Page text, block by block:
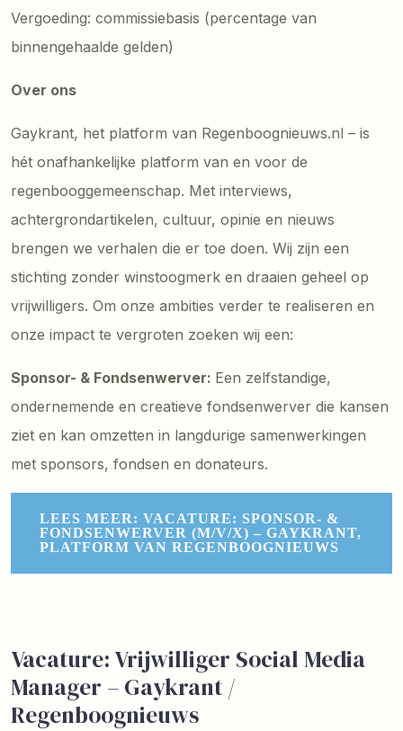
Vergoeding: commissiebasis (percentage van
binnengehaalde gelden)
Over ons
Gaykrant, het platform van Regenboognieuws.nl – is
hét onafhankelijke platform van en voor de
regenbooggemeenschap. Met interviews,
achtergrondartikelen, cultuur, opinie en nieuws
brengen we verhalen die er toe doen. Wij zijn een
stichting zonder winstoogmerk en draaien geheel op
vrijwilligers. Om onze ambities verder te realiseren en
onze impact te vergroten zoeken wij een:
Sponsor- & Fondsenwerver: Een zelfstandige,
ondernemende en creatieve fondsenwerver die kansen
ziet en kan omzetten in langdurige samenwerkingen
met sponsors, fondsen en donateurs.
LEES MEER: VACATURE: SPONSOR- &
FONDSENWERVER (M/V/X) – GAYKRANT,
PLATFORM VAN REGENBOOGNIEUWS
Vacature: Vrijwilliger Social Media
Manager – Gaykrant /
Regenboognieuws